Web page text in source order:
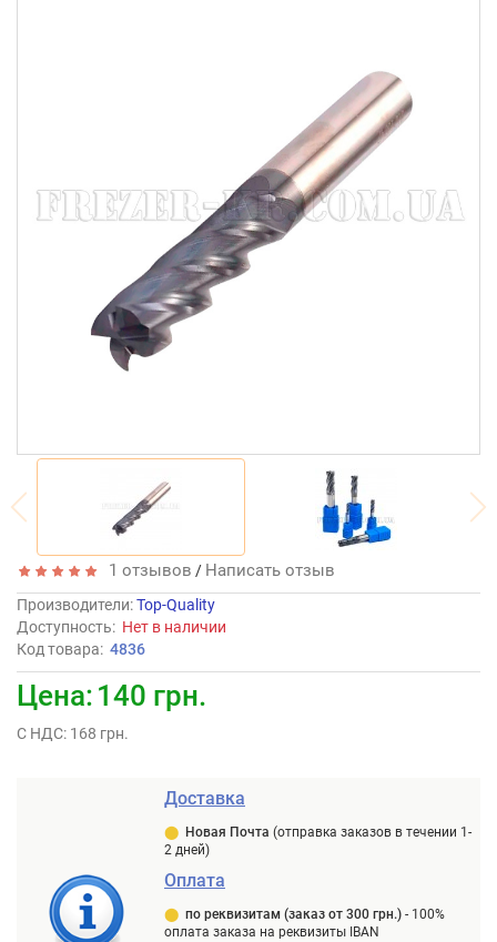
1 отзывов / Написать отзыв
Производители:Top-Quality
Доступность: Нет в наличии
Код товара: 4836
Цена: 140 грн.
С НДС: 168 грн.
Доставка
⬤ Новая Почта (отправка заказов в течении 1-
2 дней)
Оплата
⬤ по реквизитам (заказ от 300 грн.) - 100%
оплата заказа на реквизиты IBAN